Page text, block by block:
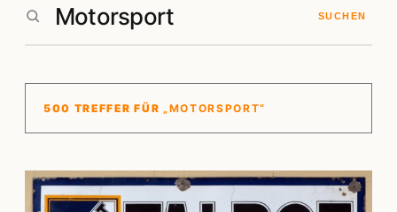
SUCHEN
500 TREFFER FÜR „MOTORSPORT“